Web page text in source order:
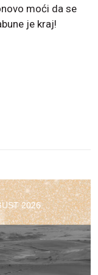
moći da se
je kraj!
2026.